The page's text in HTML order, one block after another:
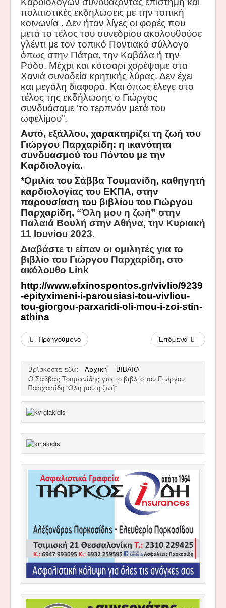
πολιτιστικές εκδηλώσεις με την τοπική
κοινωνία . Δεν ήταν λίγες οι φορές που
μετά το τέλος του συνεδρίου ακολουθούσε
γλέντι με τον τοπικό Ποντιακό σύλλογο
όπως στην Πάτρα, την Καβάλα ή την
Ρόδο. Μέχρι και κότσαρι χορέψαμε στα
Χανιά συνοδεία κρητικής λύρας. Δεν έχει
και μεγάλη διαφορά. Και όπως έλεγε στο
τέλος της εκδήλωσης ο Γιώργος
συνδυάσαμε ‘το τερπνόν μετά του
ωφελίμου”.
Αυτό, εξάλλου, χαρακτηρίζει τη ζωή του
Γιώργου Παρχαρίδη: η ικανότητα
συνδυασμού του Πόντου με την
Καρδιολογία.
*Ομιλία του Σάββα Τουμανίδη, καθηγητή
καρδιολογίας του ΕΚΠΑ, στην
παρουσίαση του βιβλίου του Γιώργου
Παρχαρίδη, “Όλη μου η ζωή” στην
Παλαιά Βουλή στην Αθήνα, την Κυριακή
11 Ιουνίου 2023.
Διαβάστε τι είπαν οι ομιλητές για το
βιβλίο του Γιώργου Παρχαρίδη, στο
ακόλουθο Link
http://www.efxinospontos.gr/vivlio/9239
-epityximeni-i-parousiasi-tou-vivliou-
tou-giorgou-parxaridi-oli-mou-i-zoi-stin-
athina
Προηγούμενο Επόμενο
Βρίσκεστε εδώ: Αρχική
ΒΙΒΛΙΟ
Ο Σάββας Τουμανίδης για το βιβλίο του Γιώργου
Παρχαρίδη “Όλη μου η ζωή”